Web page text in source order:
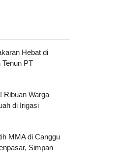
Hebat di
PT
Ribuan Warga
di Irigasi
MMA di Canggu
Simpan